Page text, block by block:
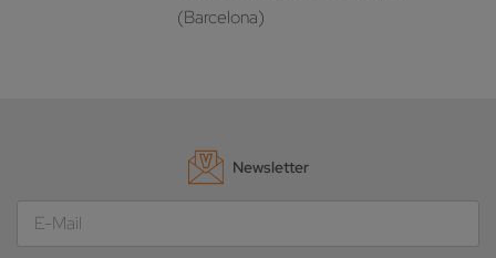
(Barcelona)
Newsletter